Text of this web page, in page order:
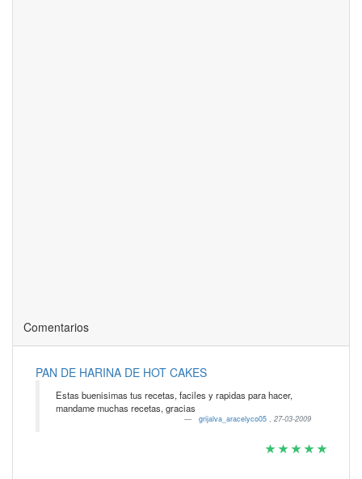
Comentarios
PAN DE HARINA DE HOT CAKES
Estas buenisimas tus recetas, faciles y rapidas para hacer,
mandame muchas recetas, gracias
grijalva_aracelyco05 , 27-03-2009